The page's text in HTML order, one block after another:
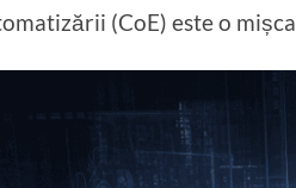
(CoE) este o